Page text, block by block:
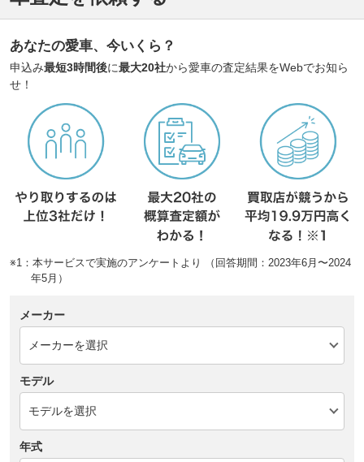
あなたの愛車、今いくら？
申込み最短3時間後に最大20社から愛車の査定結果をWebでお知ら
せ！
※1：本サービスで実施のアンケートより （回答期間：2023年6月〜2024
年5月）
メーカー
モデル
年式